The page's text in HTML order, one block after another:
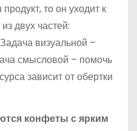
то он уходит к
двух частей:
визуальной –
смысловой – помочь
зависит от обертки
конфеты с ярким